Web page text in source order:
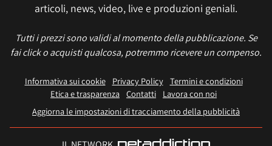
articoli, news, video, live e produzioni geniali.
Tutti i prezzi sono validi al momento della pubblicazione. Se
fai click o acquisti qualcosa, potremmo ricevere un compenso.
Informativa sui cookie Privacy Policy
Termini e condizioni
Etica e trasparenza Contatti
Lavora con noi
Aggiorna le impostazioni di tracciamento della pubblicità